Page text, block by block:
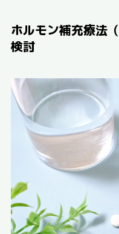
ホルモン補充療法
検討